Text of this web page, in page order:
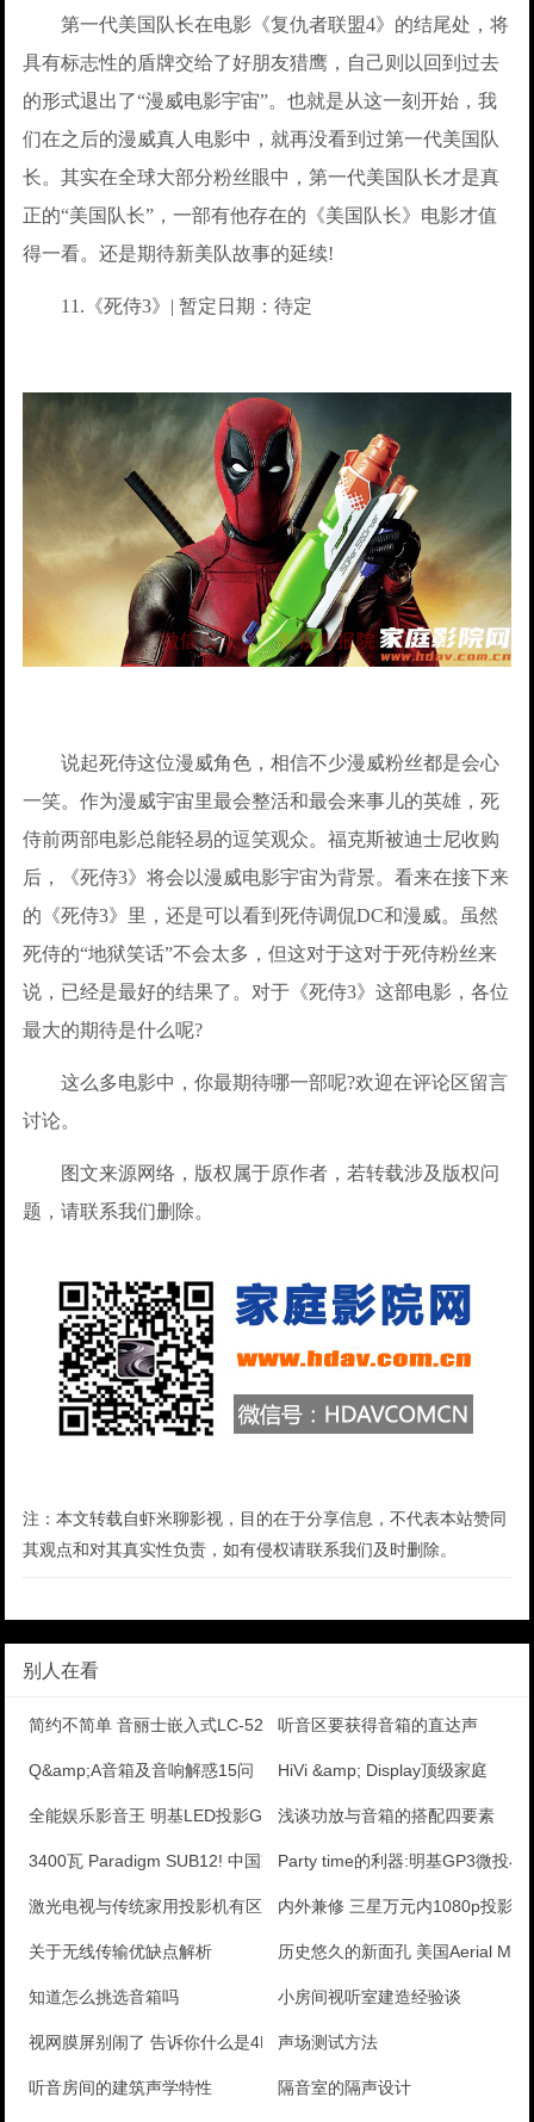
第一代美国队长在电影《复仇者联盟4》的结尾处，将
具有标志性的盾牌交给了好朋友猎鹰，自己则以回到过去
的形式退出了“漫威电影宇宙”。也就是从这一刻开始，我
们在之后的漫威真人电影中，就再没看到过第一代美国队
长。其实在全球大部分粉丝眼中，第一代美国队长才是真
正的“美国队长”，一部有他存在的《美国队长》电影才值
得一看。还是期待新美队故事的延续!
11.《死侍3》| 暂定日期：待定
说起死侍这位漫威角色，相信不少漫威粉丝都是会心
一笑。作为漫威宇宙里最会整活和最会来事儿的英雄，死
侍前两部电影总能轻易的逗笑观众。福克斯被迪士尼收购
后，《死侍3》将会以漫威电影宇宙为背景。看来在接下来
的《死侍3》里，还是可以看到死侍调侃DC和漫威。虽然
死侍的“地狱笑话”不会太多，但这对于这对于死侍粉丝来
说，已经是最好的结果了。对于《死侍3》这部电影，各位
最大的期待是什么呢?
这么多电影中，你最期待哪一部呢?欢迎在评论区留言
讨论。
图文来源网络，版权属于原作者，若转载涉及版权问
题，请联系我们删除。
注：本文转载自虾米聊影视，目的在于分享信息，不代表本站赞同
其观点和对其真实性负责，如有侵权请联系我们及时删除。
别人在看
简约不简单 音丽士嵌入式LC-520/LR-520音听音区要获得音箱的直达声
Q&amp;A音箱及音响解惑15问 HiVi &amp; Display顶级家庭
全能娱乐影音王 明基LED投影GP10评测浅谈功放与音箱的搭配四要素
3400瓦 Paradigm SUB12! 中国家庭Party time的利器:明基GP3微投小
激光电视与传统家用投影机有区别吗内外兼修 三星万元内1080p投影
关于无线传输优缺点解析 历史悠久的新面孔 美国Aerial
知道怎么挑选音箱吗 小房间视听室建造经验谈
视网膜屏别闹了 告诉你什么是4K 声场测试方法
听音房间的建筑声学特性 隔音室的隔声设计